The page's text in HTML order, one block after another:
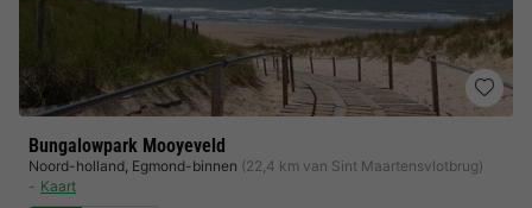
Bungalowpark Mooyeveld
Noord-holland, Egmond-binnen (22,4 km van Sint Maartensvlotbrug)
Kaart